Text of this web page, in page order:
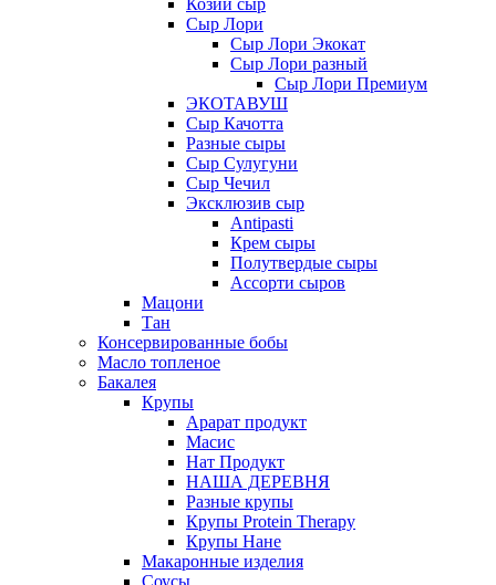
Козий сыр
Сыр Лори
Сыр Лори Экокат
Сыр Лори разный
Сыр Лори Премиум
ЭКОТАВУШ
Сыр Качотта
Разные сыры
Сыр Сулугуни
Сыр Чечил
Эксклюзив сыр
Antipasti
Крем сыры
Полутвердые сыры
Ассорти сыров
Мацони
Тан
Консервированные бобы
Масло топленое
Бакалея
Крупы
Арарат продукт
Масис
Нат Продукт
НАША ДЕРЕВНЯ
Разные крупы
Крупы Protein Therapy
Крупы Нане
Макаронные изделия
Соусы